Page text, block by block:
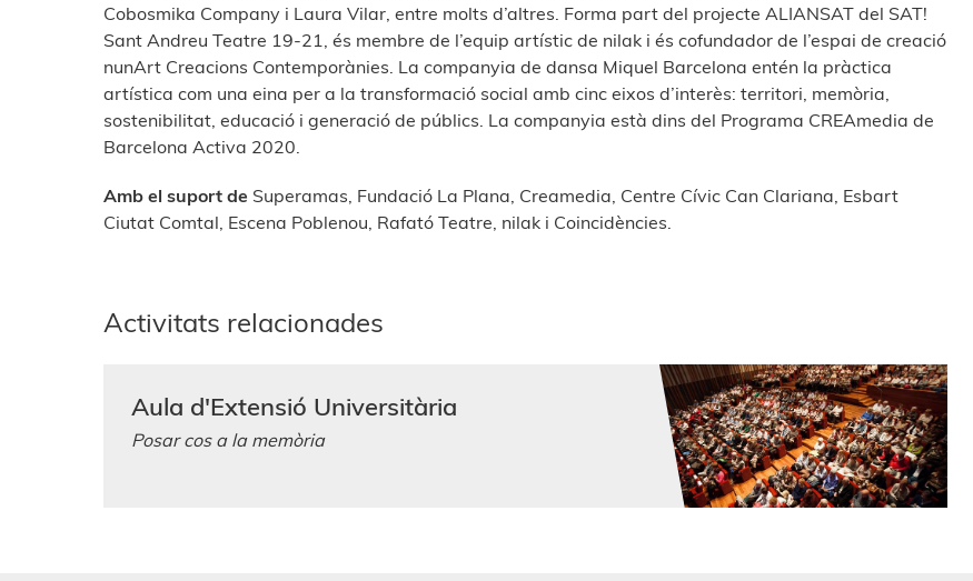
Cobosmika Company i Laura Vilar, entre molts d’altres. Forma part del projecte ALIANSAT del SAT!
Sant Andreu Teatre 19-21, és membre de l’equip artístic de nilak i és cofundador de l’espai de creació
nunArt Creacions Contemporànies. La companyia de dansa Miquel Barcelona entén la pràctica
artística com una eina per a la transformació social amb cinc eixos d’interès: territori, memòria,
sostenibilitat, educació i generació de públics. La companyia està dins del Programa CREAmedia de
Barcelona Activa 2020.
Amb el suport de Superamas, Fundació La Plana, Creamedia, Centre Cívic Can Clariana, Esbart
Ciutat Comtal, Escena Poblenou, Rafató Teatre, nilak i Coincidències.
Activitats relacionades
Aula d'Extensió Universitària
Posar cos a la memòria